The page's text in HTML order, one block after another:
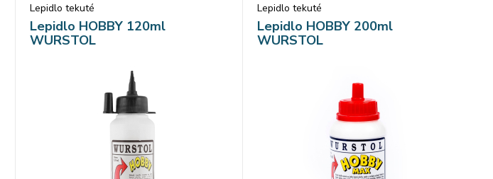
Lepidlo tekuté
Lepidlo HOBBY 120ml
WURSTOL
Lepidlo tekuté
Lepidlo HOBBY 200ml
WURSTOL